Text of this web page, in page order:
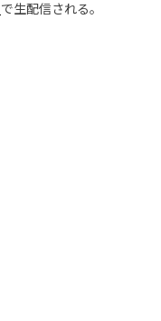
で生配信される。